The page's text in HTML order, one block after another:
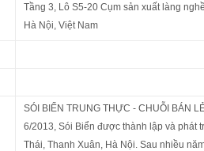
Tầng 3, Lô S5-20 Cụm sản xuất làng
Hà Nội, Việt Nam
SÓI BIỂN TRUNG THỰC - CHUỖI BÁN
6/2013, Sói Biển được thành lập và phát
Thái, Thanh Xuân, Hà Nội. Sau nhiều